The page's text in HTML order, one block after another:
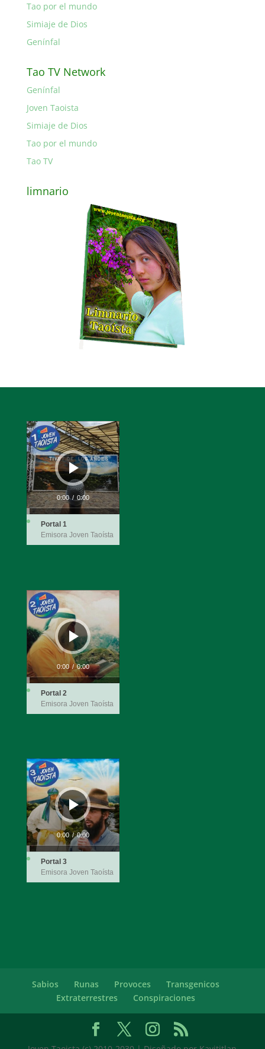
Tao por el mundo
Simiaje de Dios
Genínfal
Tao TV Network
Genínfal
Joven Taoista
Simiaje de Dios
Tao por el mundo
Tao TV
limnario
Reproductor
de
audio
0:00 / 0:00
Portal 1
Emisora Joven Taoísta
Reproductor
de
audio
0:00 / 0:00
Portal 2
Emisora Joven Taoísta
Reproductor
de
audio
0:00 / 0:00
Portal 3
Emisora Joven Taoísta
Sabios Runas Provoces
Transgenicos
Extraterrestres
Conspiraciones